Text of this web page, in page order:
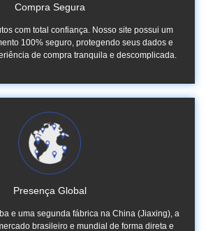
Compra Segura
com total confiança. Nosso site possui um
100% seguro, protegendo seus dados e
de compra tranquila e descomplicada.
Presença Global
e uma segunda fábrica na China (Jiaxing), a
brasileiro e mundial de forma direta e